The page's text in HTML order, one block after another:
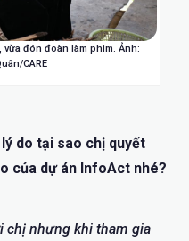
vừa đón đoàn làm phim. Ảnh:
CARE
do tại sao chị quyết
của dự án InfoAct nhé?
chị nhưng khi tham gia